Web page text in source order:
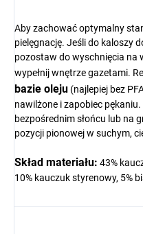
Aby zachować optymalny
pielęgnację. Jeśli do kaloszy
pozostaw do wyschnięcia na
wypełnij wnętrze gazetami.
bazie oleju (najlepiej bez
nawilżone i zapobiec
bezpośrednim słońcu lub na
pozycji pionowej w suchym,
Skład materiału: 43%
10% kauczuk styrenowy, 5%